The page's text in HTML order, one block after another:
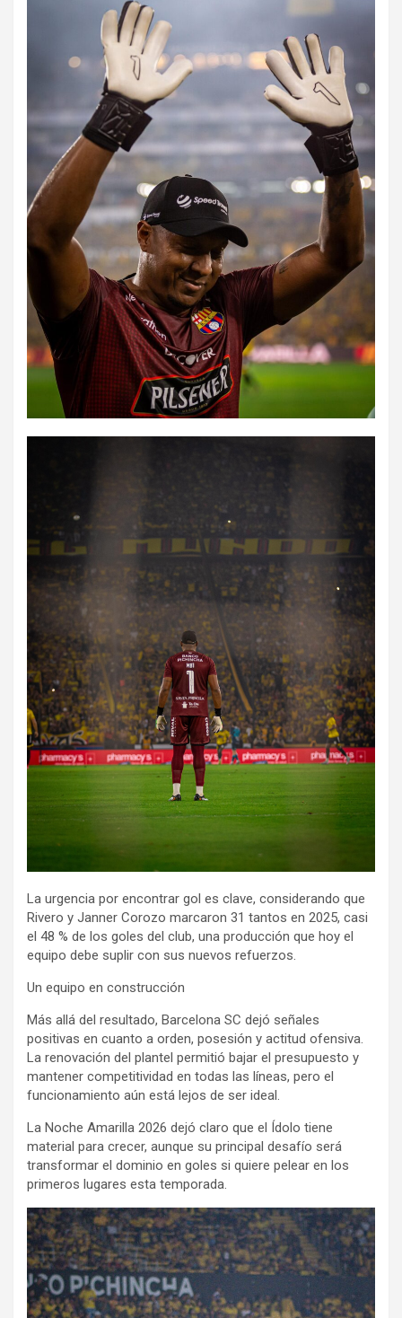
La urgencia por encontrar gol es clave, considerando que
Rivero y Janner Corozo marcaron 31 tantos en 2025, casi
el 48 % de los goles del club, una producción que hoy el
equipo debe suplir con sus nuevos refuerzos.
Un equipo en construcción
Más allá del resultado, Barcelona SC dejó señales
positivas en cuanto a orden, posesión y actitud ofensiva.
La renovación del plantel permitió bajar el presupuesto y
mantener competitividad en todas las líneas, pero el
funcionamiento aún está lejos de ser ideal.
La Noche Amarilla 2026 dejó claro que el Ídolo tiene
material para crecer, aunque su principal desafío será
transformar el dominio en goles si quiere pelear en los
primeros lugares esta temporada.